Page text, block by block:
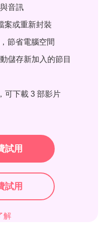
與音訊
案或重新封裝
節省電腦空間
動儲存新加入的節目
，可下載 3 部影片
試用
試用
解